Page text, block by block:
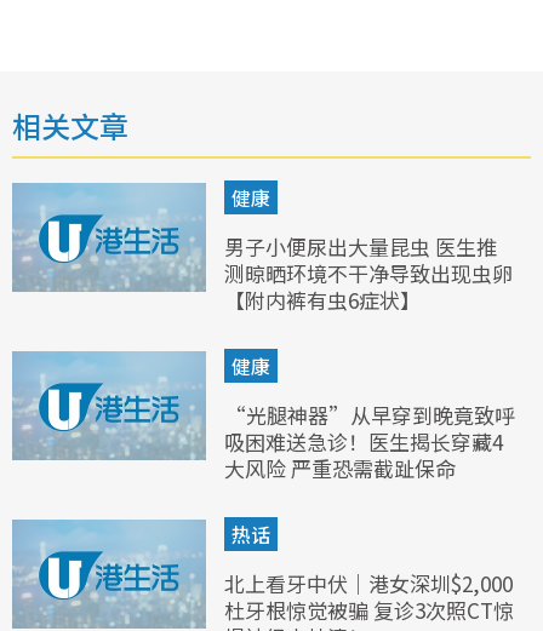
相关文章
健康
男子小便尿出大量昆虫 医生推
测晾晒环境不干净导致出现虫卵
【附内裤有虫6症状】
健康
“光腿神器”从早穿到晚竟致呼
吸困难送急诊！医生揭长穿藏4
大风险 严重恐需截趾保命
热话
北上看牙中伏｜港女深圳$2,000
杜牙根惊觉被骗 复诊3次照CT惊